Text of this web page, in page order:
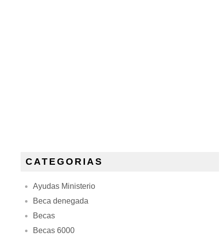
CATEGORIAS
Ayudas Ministerio
Beca denegada
Becas
Becas 6000